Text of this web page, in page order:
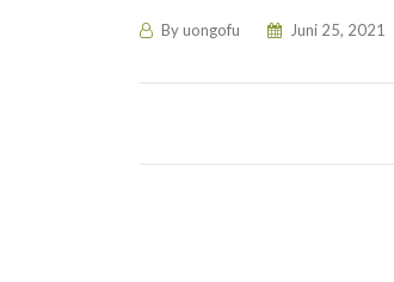
Byuongofu Juni 25, 2021